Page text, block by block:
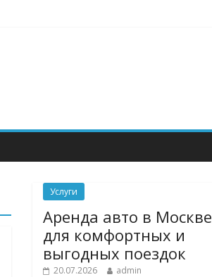
Услуги
Аренда авто в Москве
для комфортных и
выгодных поездок
20.07.2026 admin